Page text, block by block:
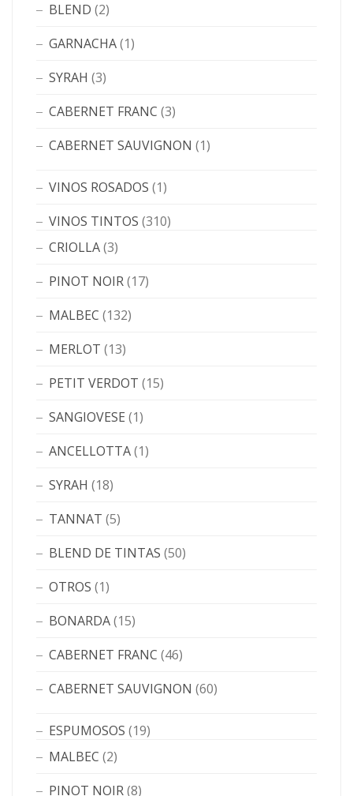
BLEND (2)
GARNACHA(1)
SYRAH (3)
CABERNET FRANC (3)
CABERNET SAUVIGNON (1)
VINOS ROSADOS (1)
VINOS TINTOS (310)
CRIOLLA(3)
PINOT NOIR(17)
MALBEC (132)
MERLOT (13)
PETIT VERDOT (15)
SANGIOVESE (1)
ANCELLOTTA(1)
SYRAH (18)
TANNAT (5)
BLEND DE TINTAS (50)
OTROS (1)
BONARDA(15)
CABERNET FRANC (46)
CABERNET SAUVIGNON (60)
ESPUMOSOS (19)
MALBEC (2)
PINOT NOIR(8)